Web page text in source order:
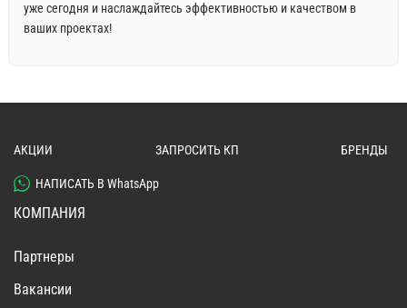
уже сегодня и наслаждайтесь эффективностью и качеством в
ваших проектах!
АКЦИИ ЗАПРОСИТЬ КП БРЕНДЫ
НАПИСАТЬ В WhatsApp
КОМПАНИЯ
Партнеры
Вакансии